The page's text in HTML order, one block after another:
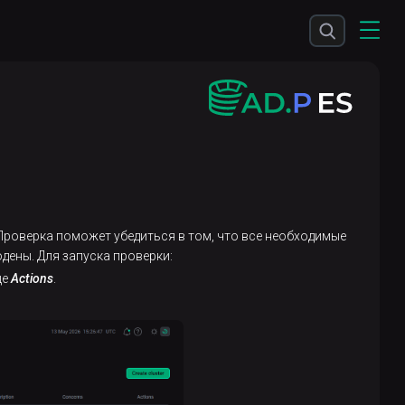
поможет убедиться в том, что все необходимые
Для запуска проверки:
Actions